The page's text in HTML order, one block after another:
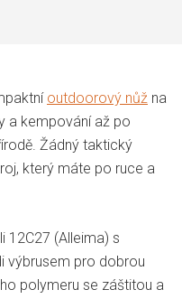
outdoorový nůž na
a kempování až po
Žádný taktický
který máte po ruce a
12C27 (Alleima) s
výbrusem pro dobrou
polymeru se záštitou a